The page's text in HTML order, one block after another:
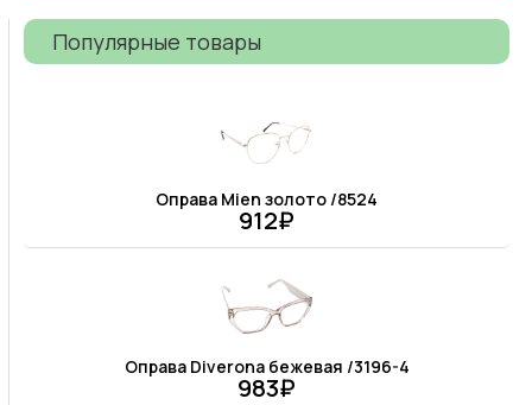
Популярные товары
Оправа Mien золото /8524
912₽
Оправа Diverona бежевая /3196-4
983₽